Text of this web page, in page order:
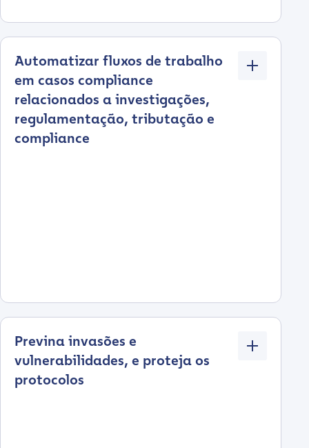
Automatizar fluxos de trabalho
em casos compliance
relacionados a investigações,
regulamentação, tributação e
compliance
Previna invasões e
vulnerabilidades, e proteja os
protocolos